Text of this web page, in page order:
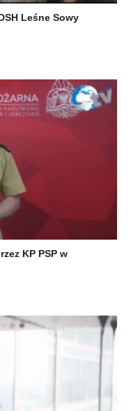
Leśne Sowy
KP PSP w